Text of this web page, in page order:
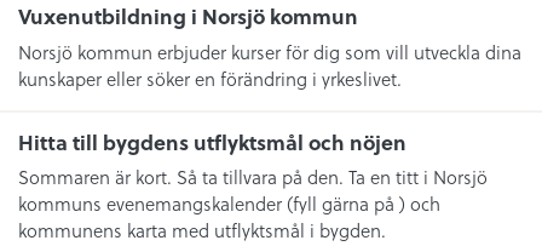
Vuxenutbildning i Norsjö kommun
Norsjö kommun erbjuder kurser för dig som vill utveckla dina
kunskaper eller söker en förändring i yrkeslivet.
Hitta till bygdens utflyktsmål och nöjen
Sommaren är kort. Så ta tillvara på den. Ta en titt i Norsjö
kommuns evenemangskalender (fyll gärna på ) och
kommunens karta med utflyktsmål i bygden.